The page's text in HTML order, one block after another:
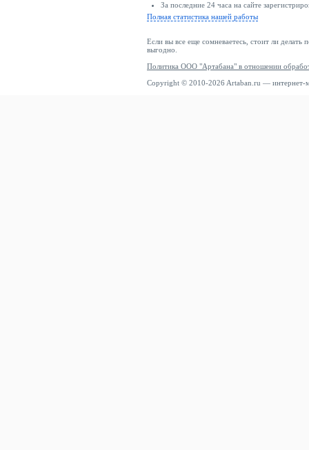
За последние 24 часа на сайте
Полная статистика нашей работы
Если вы все еще сомневаетесь, стоит ли делать
выгодно.
Политика ООО "Артабана" в отношении
Copyright © 2010-2026 Artaban.ru — интернет-